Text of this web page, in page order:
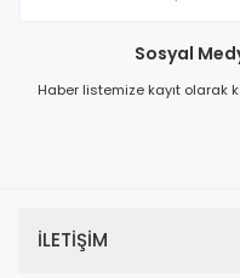
Sosyal
Haber listemize kayıt
İLETİŞİM